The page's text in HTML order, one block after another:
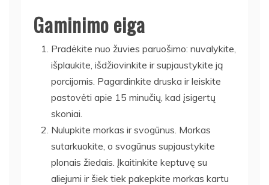
Gaminimo eiga
Pradėkite nuo žuvies paruošimo: nuvalykite,
išplaukite, išdžiovinkite ir supjaustykite ją
porcijomis. Pagardinkite druska ir leiskite
pastovėti apie 15 minučių, kad įsigertų
skoniai.
Nulupkite morkas ir svogūnus. Morkas
sutarkuokite, o svogūnus supjaustykite
plonais žiedais. Įkaitinkite keptuvę su
aliejumi ir šiek tiek pakepkite morkas kartu